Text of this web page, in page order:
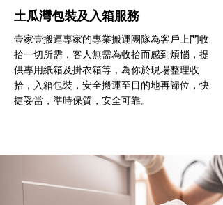
土瓜灣包裝及入箱服務
壹家壹搬運專家的專業搬運團隊為客戶上門收
拾一切所需，客人無需為收拾而感到煩惱，提
供專用紙箱及掛衣箱等，為你於現場整理收
拾，入箱包裝，安全搬運至目的地再歸位，快
捷妥當，準時保質，安全可靠。